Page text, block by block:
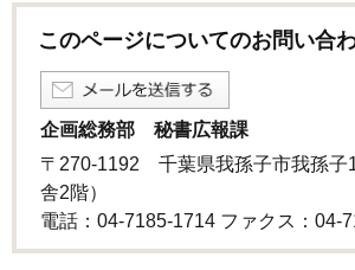
このページについてのお問い合
企画総務部 秘書広報課
〒270-1192 千葉県我孫子市我孫子
舎2階）
電話：04-7185-1714 ファクス：04-